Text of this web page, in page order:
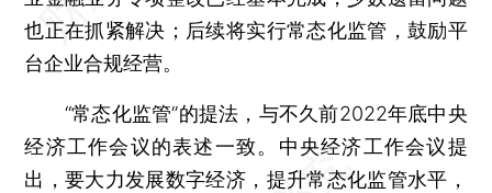
也正在抓紧解决；后续将实行常态化监管，鼓励平
台企业合规经营。
“常态化监管”的提法，与不久前2022年底中央
经济工作会议的表述一致。中央经济工作会议提
出，要大力发展数字经济，提升常态化监管水平，